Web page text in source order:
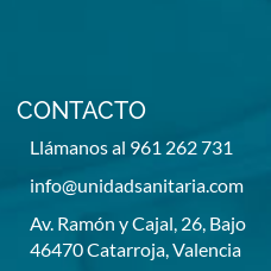
CONTACTO
Llámanos al 961 262 731
info@unidadsanitaria.com
Av. Ramón y Cajal, 26, Bajo
46470 Catarroja, Valencia